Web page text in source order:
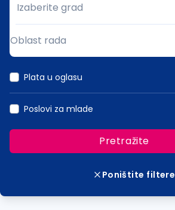
Grad
Izaberite grad
Oblast rada
Plata u oglasu
Poslovi za mlade
Pretražite
Poništite filtere